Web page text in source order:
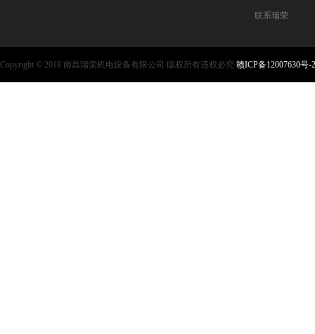
联系瑞荣
Copyright © 2018 南昌瑞荣机电设备有限公司 版权所有违权必究 赣ICP备12007630号-2